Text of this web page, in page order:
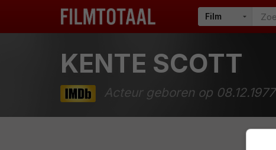
KENTE SCOTT
Acteur geboren op 08.12.1977